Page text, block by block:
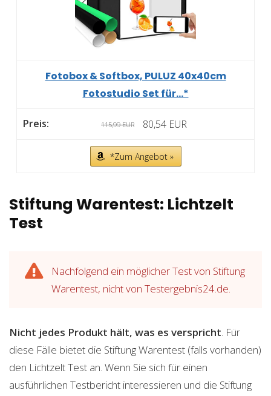
Fotobox & Softbox, PULUZ 40x40cm
Fotostudio Set für...*
115,99 EUR 80,54 EUR
*Zum Angebot »
Stiftung Warentest: Lichtzelt
Test
Nachfolgend ein möglicher Test von Stiftung
Warentest, nicht von Testergebnis24.de.
Nicht jedes Produkt hält, was es verspricht. Für
diese Fälle bietet die Stiftung Warentest (falls vorhanden)
den Lichtzelt Test an. Wenn Sie sich für einen
ausführlichen Testbericht interessieren und die Stiftung